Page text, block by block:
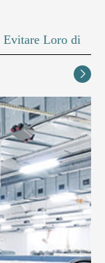
Evitare Loro di
